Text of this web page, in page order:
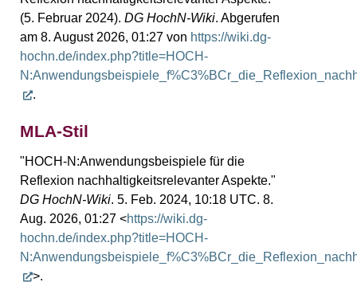
(5. Februar 2024). DG HochN-Wiki. Abgerufen
am 8. August 2026, 01:27 von https://wiki.dg-
hochn.de/index.php?title=HOCH-
.
MLA-Stil
"HOCH-N:Anwendungsbeispiele für die
Reflexion nachhaltigkeitsrelevanter Aspekte."
DG HochN-Wiki. 5. Feb. 2024, 10:18 UTC. 8.
Aug. 2026, 01:27 <https://wiki.dg-
hochn.de/index.php?title=HOCH-
>.